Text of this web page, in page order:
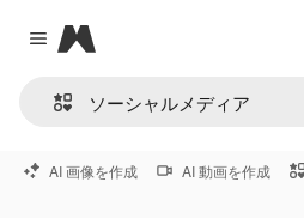
Close menu
Magnific
AI 画像を作成 AI 動画を作成